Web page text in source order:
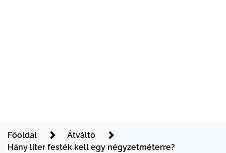
Főoldal
Átváltó
Hány liter festék kell egy négyzetméterre?